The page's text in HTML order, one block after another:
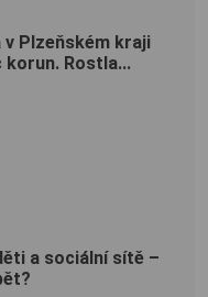
v Plzeňském kraji
Rostla...
a sociální sítě –